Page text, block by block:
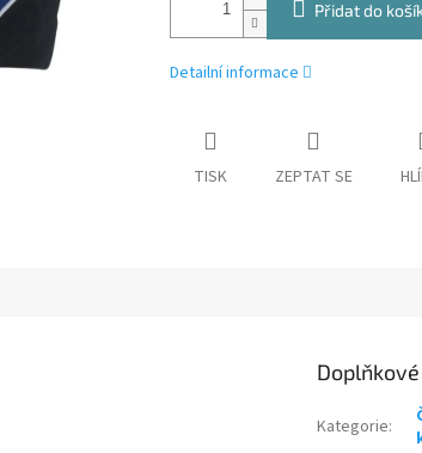
Přidat do
Detailní informace
TISK ZEPTAT SE
Kategorie: